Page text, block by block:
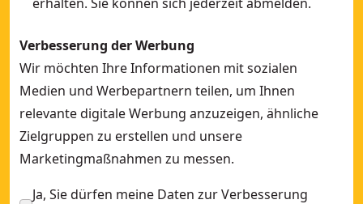
Verbesserung der Werbung
Wir möchten Ihre Informationen mit sozialen
Medien und Werbepartnern teilen, um Ihnen
relevante digitale Werbung anzuzeigen, ähnliche
Zielgruppen zu erstellen und unsere
Marketingmaßnahmen zu messen.
Ja, Sie dürfen meine Daten zur Verbesserung